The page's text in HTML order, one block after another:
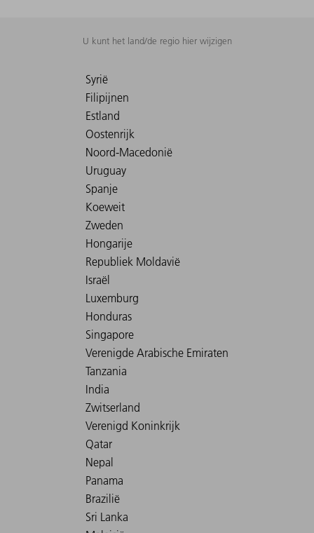
U kunt het land/de regio hier wijzigen